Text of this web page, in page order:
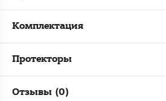
Комплектация
Протекторы
Отзывы (0)